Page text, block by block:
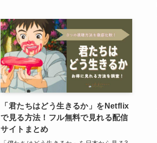
「君たちはどう生きるか」をNetflix
で見る方法！フル無料で見れる配信
サイトまとめ